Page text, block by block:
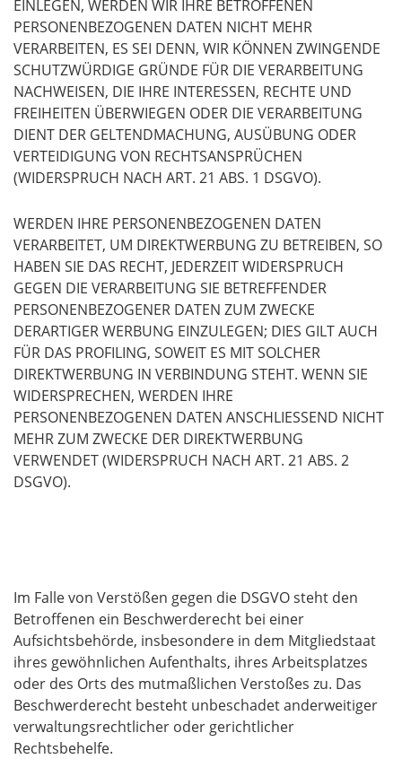
EINLEGEN, WERDEN WIR IHRE BETROFFENEN
PERSONENBEZOGENEN DATEN NICHT MEHR
VERARBEITEN, ES SEI DENN, WIR KÖNNEN ZWINGENDE
SCHUTZWÜRDIGE GRÜNDE FÜR DIE VERARBEITUNG
NACHWEISEN, DIE IHRE INTERESSEN, RECHTE UND
FREIHEITEN ÜBERWIEGEN ODER DIE VERARBEITUNG
DIENT DER GELTENDMACHUNG, AUSÜBUNG ODER
VERTEIDIGUNG VON RECHTSANSPRÜCHEN
(WIDERSPRUCH NACH ART. 21 ABS. 1 DSGVO).
WERDEN IHRE PERSONENBEZOGENEN DATEN
VERARBEITET, UM DIREKTWERBUNG ZU BETREIBEN, SO
HABEN SIE DAS RECHT, JEDERZEIT WIDERSPRUCH
GEGEN DIE VERARBEITUNG SIE BETREFFENDER
PERSONENBEZOGENER DATEN ZUM ZWECKE
DERARTIGER WERBUNG EINZULEGEN; DIES GILT AUCH
FÜR DAS PROFILING, SOWEIT ES MIT SOLCHER
DIREKTWERBUNG IN VERBINDUNG STEHT. WENN SIE
WIDERSPRECHEN, WERDEN IHRE
PERSONENBEZOGENEN DATEN ANSCHLIESSEND NICHT
MEHR ZUM ZWECKE DER DIREKTWERBUNG
VERWENDET (WIDERSPRUCH NACH ART. 21 ABS. 2
DSGVO).
Im Falle von Verstößen gegen die DSGVO steht den
Betroffenen ein Beschwerderecht bei einer
Aufsichtsbehörde, insbesondere in dem Mitgliedstaat
ihres gewöhnlichen Aufenthalts, ihres Arbeitsplatzes
oder des Orts des mutmaßlichen Verstoßes zu. Das
Beschwerderecht besteht unbeschadet anderweitiger
verwaltungsrechtlicher oder gerichtlicher
Rechtsbehelfe.